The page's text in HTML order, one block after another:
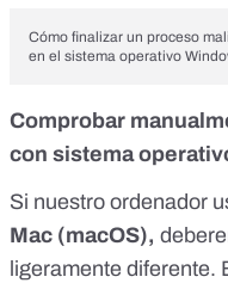
Cómo finalizar un proceso
en el sistema operativo
Comprobar
con sistema
Si nuestro ordenador
Mac (macOS),
ligeramente diferente.